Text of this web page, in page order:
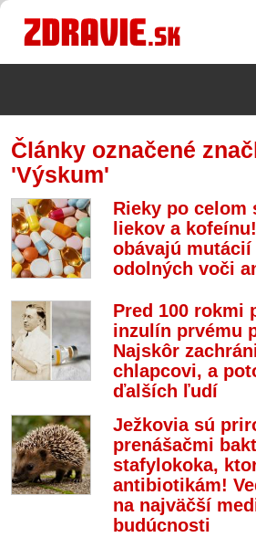
Články označené
'Výskum'
Rieky po celom
liekov a
obávajú
odolných voči
Pred 100 rokmi
inzulín prvému
Najskôr
chlapcovi, a
ďalších ľudí
Ježkovia sú
prenášačmi
stafylokoka,
antibiotikám!
na najväčší
budúcnosti